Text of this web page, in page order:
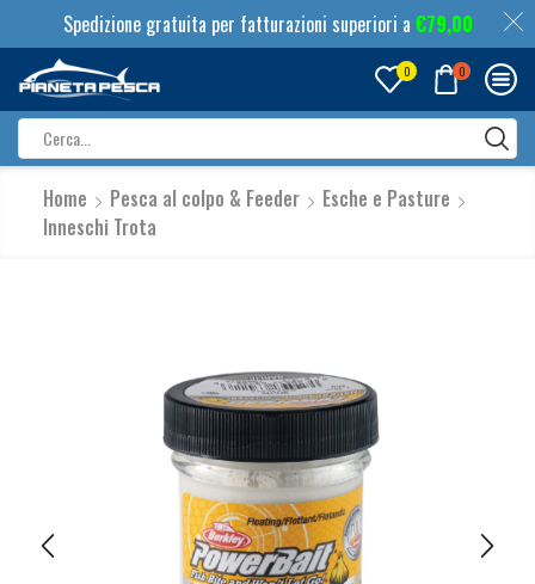
Spedizione gratuita per fatturazioni superiori a €79,00
0 0
input
Home Pesca al colpo & Feeder
Esche e Pasture
Inneschi Trota